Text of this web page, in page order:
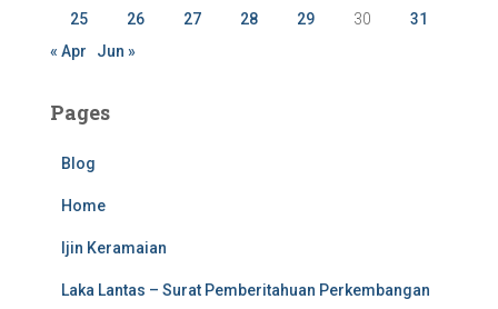
25 26 27 28 29 30
31
« Apr
Jun »
Pages
Blog
Home
Ijin Keramaian
Laka Lantas – Surat Pemberitahuan Perkembangan